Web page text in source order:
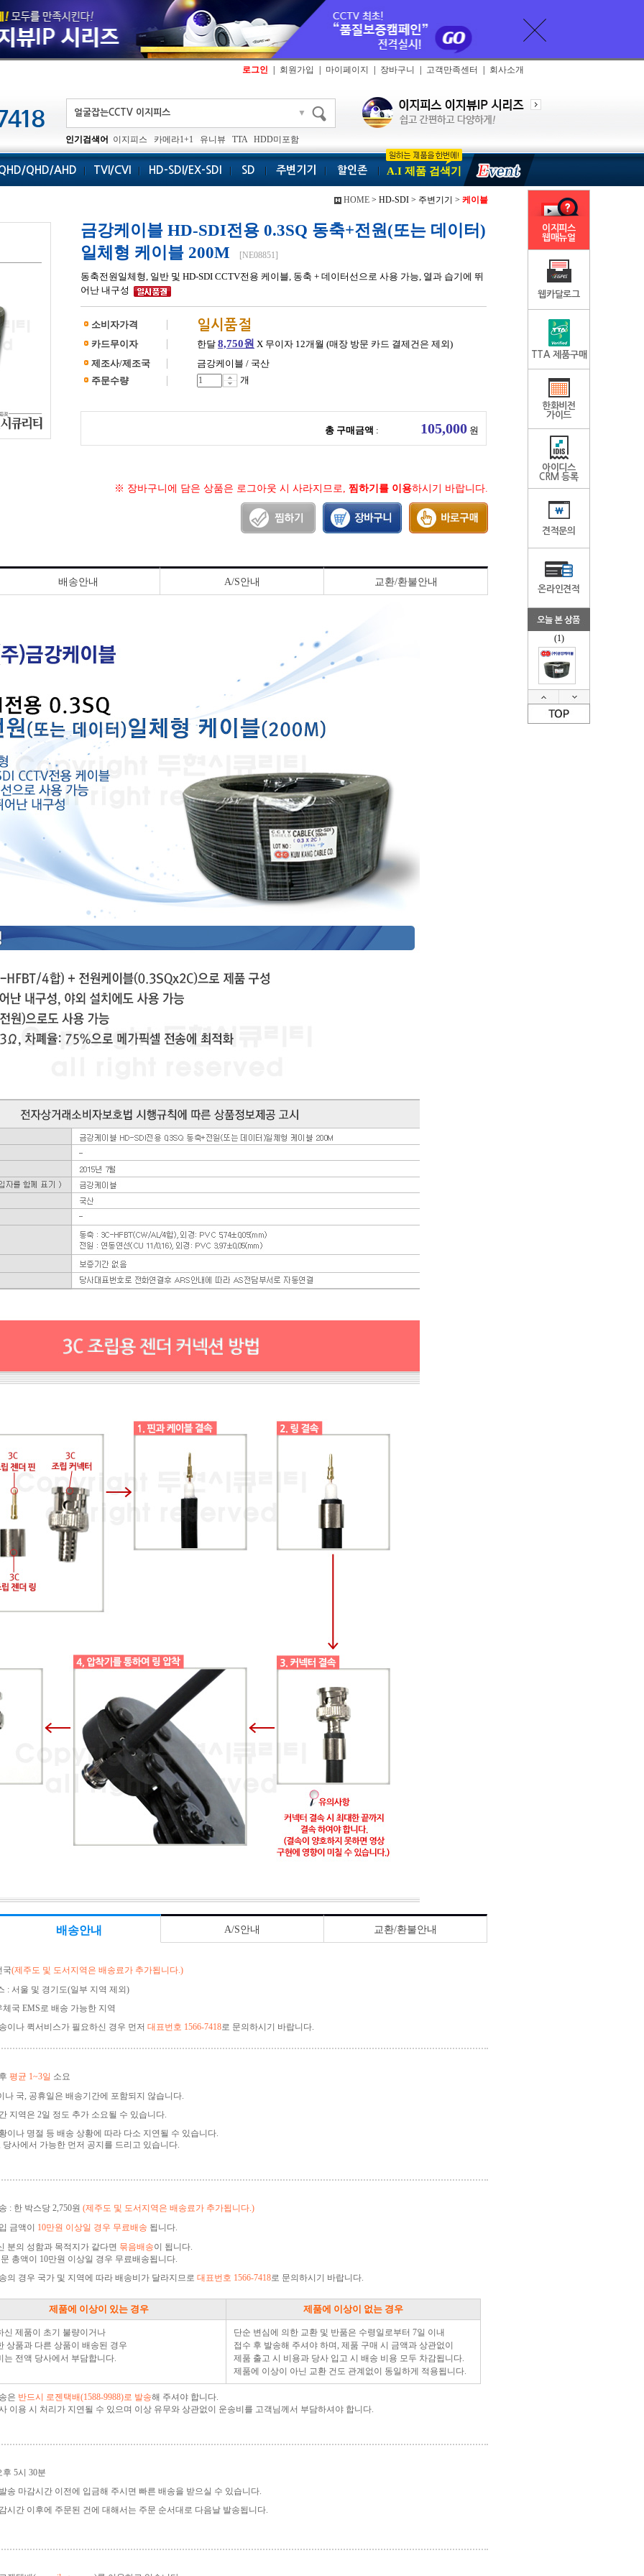
로그인 회원가입 마이페이지 장바구니 고객만족센터 회사소개
▼
인기검색어 이지피스 카메라1+1 유니뷰 TTA HDD미포함
QHD/AHD TVI/CVI HD-SDI/EX-SDI SD 주변기기 할인존 A.I 제품 검색기
HOME > HD-SDI > 주변기기 > 케이블
금강케이블 HD-SDI전용 0.3SQ 동축+전원(또는 데이터)
일체형 케이블 200M
[NE08851]
동축전원일체형, 일반 및 HD-SDI CCTV전용 케이블, 동축 + 데이터선으로 사용 가능, 열과 습기에 뛰
어난 내구성
소비자가격 일시품절
카드무이자 한달 8,750원 X 무이자 12개월 (매장 방문 카드 결제건은 제외)
제조사/제조국
금강케이블 / 국산
주문수량
개
총 구매금액 : 원
※ 장바구니에 담은 상품은 로그아웃 시 사라지므로, 찜하기를 이용하시기 바랍니다.
배송안내 A/S안내 교환/환불안내
배송안내 A/S안내 교환/환불안내
국(제주도 및 도서지역은 배송료가 추가됩니다.)
: 서울 및 경기도(일부 지역 제외)
체국 EMS로 배송 가능한 지역
이나 퀵서비스가 필요하신 경우 먼저 대표번호 1566-7418로 문의하시기 바랍니다.
평균 1~3일 소요
나 국, 공휴일은 배송기간에 포함되지 않습니다.
지역은 2일 정도 추가 소요될 수 있습니다.
이나 명절 등 배송 상황에 따라 다소 지연될 수 있습니다.
당사에서 가능한 먼저 공지를 드리고 있습니다.
: 한 박스당 2,750원 (제주도 및 도서지역은 배송료가 추가됩니다.)
금액이 10만원 이상일 경우 무료배송 됩니다.
분의 성함과 목적지가 같다면 묶음배송이 됩니다.
총액이 10만원 이상일 경우 무료배송됩니다.
의 경우 국가 및 지역에 따라 배송비가 달라지므로 대표번호 1566-7418로 문의하시기 바랍니다.
제품에 이상이 있는 경우 제품에 이상이 없는 경우
신 제품이 초기 불량이거나
상품과 다른 상품이 배송된 경우
는 전액 당사에서 부담합니다.
단순 변심에 의한 교환 및 반품은 수령일로부터 7일 이내
접수 후 발송해 주셔야 하며, 제품 구매 시 금액과 상관없이
제품 출고 시 비용과 당사 입고 시 배송 비용 모두 차감됩니다.
제품에 이상이 아닌 교환 건도 관계없이 동일하게 적용됩니다.
은 반드시 로젠택배(1588-9988)로 발송해 주셔야 합니다.
이용 시 처리가 지연될 수 있으며 이상 유무와 상관없이 운송비를 고객님께서 부담하셔야 합니다.
후 5시 30분
송 마감시간 이전에 입금해 주시면 빠른 배송을 받으실 수 있습니다.
시간 이후에 주문된 건에 대해서는 주문 순서대로 다음날 발송됩니다.
이지피스
웹매뉴얼
웹카달로그
TTA 제품구매
한화비전
가이드
아이디스
CRM 등록
견적문의
온라인견적
(1)